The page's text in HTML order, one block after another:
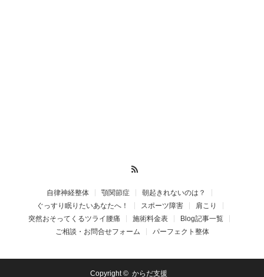
自律神経整体 顎関節症
朝起きれないのは？
ぐっすり眠りたいあなたへ！
スポーツ障害
肩こり
突然おそってくるツライ腰痛
施術料金表
Blog記事一覧
ご相談・お問合せフォーム
パーフェクト整体
Copyright © からだ支援